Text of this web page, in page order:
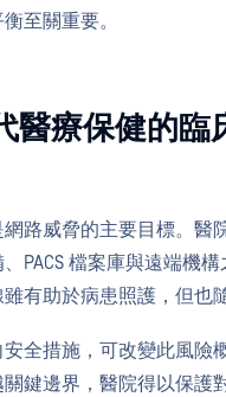
至關重要。
醫療保健的臨
路威脅的主要目標。醫
PACS 檔案庫與遠端機
有助於病患照護，但也
安全措施，可改變此風險
鍵邊界，醫院得以保護